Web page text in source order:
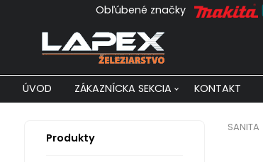
Obľúbené značky
ÚVOD ZÁKAZNÍCKA SEKCIA KONTAKT
Produkty
SANITA